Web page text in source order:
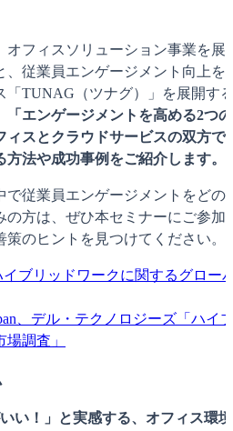
オフィスソリューション事業を展
、従業員エンゲージメント向上を
「TUNAG（ツナグ）」を展開す
「エンゲージメントを高める2つの
ィスとクラウドサービスの双方で
法や成功事例をご紹介します。
で従業員エンゲージメントをどの
の方は、ぜひ本セミナーにご参加
のヒントを見つけてください。
イブリッドワークに関するグロー
、デル・テクノロジーズ「ハイ
調査」
い！」と実感する、オフィス環境